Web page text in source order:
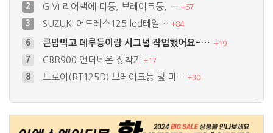
6 큰맘먹고 데루등이랑 시그널 작업했어요~… +19
7 CBR900 언더네온 장착기 +17
8 트로이(RT125D) 브레이크등 및 미… +30
4 간단한 언더네온 작업+26
2 GIVI 리어백에 미등, 브레이크등, … +67
3 SUZUKI 어드레스125 led테일… +84